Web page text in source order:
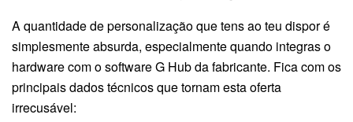
A quantidade de personalização que tens ao teu dispor é
simplesmente absurda, especialmente quando integras o
hardware com o software G Hub da fabricante. Fica com os
principais dados técnicos que tornam esta oferta
irrecusável: